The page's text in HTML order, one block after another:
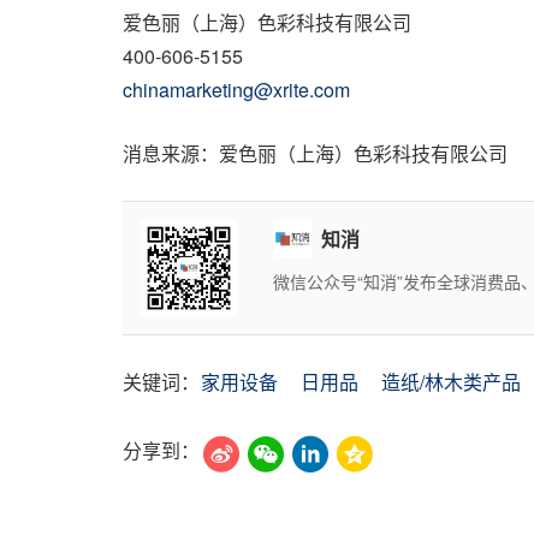
爱色丽（上海）色彩科技有限公司
400-606-5155
chinamarketing@xrite.com
消息来源：爱色丽（上海）色彩科技有限公司
知消
微信公众号“知消”发布全球消费品
关键词： 家用设备 日用品 造纸/林木类产品
分享到：